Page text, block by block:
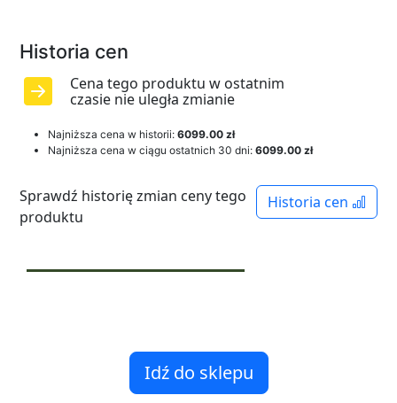
Historia cen
Cena tego produktu w ostatnim
czasie nie uległa zmianie
Najniższa cena w historii: 6099.00 zł
Najniższa cena w ciągu ostatnich 30 dni: 6099.00 zł
Historia cen
Sprawdź historię zmian ceny tego
produktu
Idź do sklepu